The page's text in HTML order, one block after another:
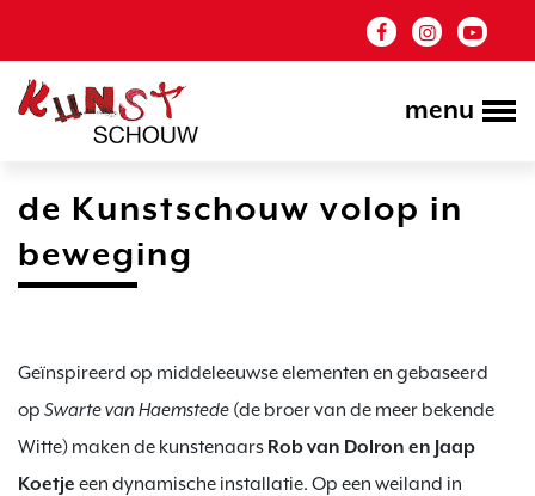
menu
de Kunstschouw volop in
beweging
Geïnspireerd op middeleeuwse elementen en gebaseerd
op Swarte van Haemstede (de broer van de meer bekende
Witte) maken de kunstenaars Rob van Dolron en Jaap
Koetje een dynamische installatie. Op een weiland in